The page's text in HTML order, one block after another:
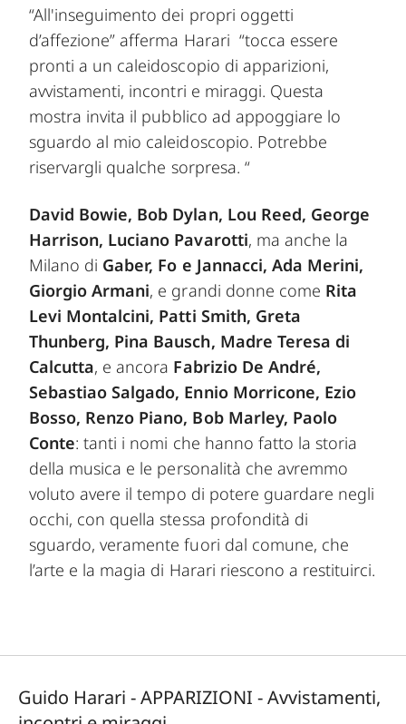
“All'inseguimento dei propri oggetti
d’affezione” afferma Harari “tocca essere
pronti a un caleidoscopio di apparizioni,
avvistamenti, incontri e miraggi. Questa
mostra invita il pubblico ad appoggiare lo
sguardo al mio caleidoscopio. Potrebbe
riservargli qualche sorpresa. “
David Bowie, Bob Dylan, Lou Reed, George
Harrison, Luciano Pavarotti, ma anche la
Milano di Gaber, Fo e Jannacci, Ada Merini,
Giorgio Armani, e grandi donne come Rita
Levi Montalcini, Patti Smith, Greta
Thunberg, Pina Bausch, Madre Teresa di
Calcutta, e ancora Fabrizio De André,
Sebastiao Salgado, Ennio Morricone, Ezio
Bosso, Renzo Piano, Bob Marley, Paolo
Conte: tanti i nomi che hanno fatto la storia
della musica e le personalità che avremmo
voluto avere il tempo di potere guardare negli
occhi, con quella stessa profondità di
sguardo, veramente fuori dal comune, che
l’arte e la magia di Harari riescono a restituirci.
Guido Harari - APPARIZIONI - Avvistamenti,